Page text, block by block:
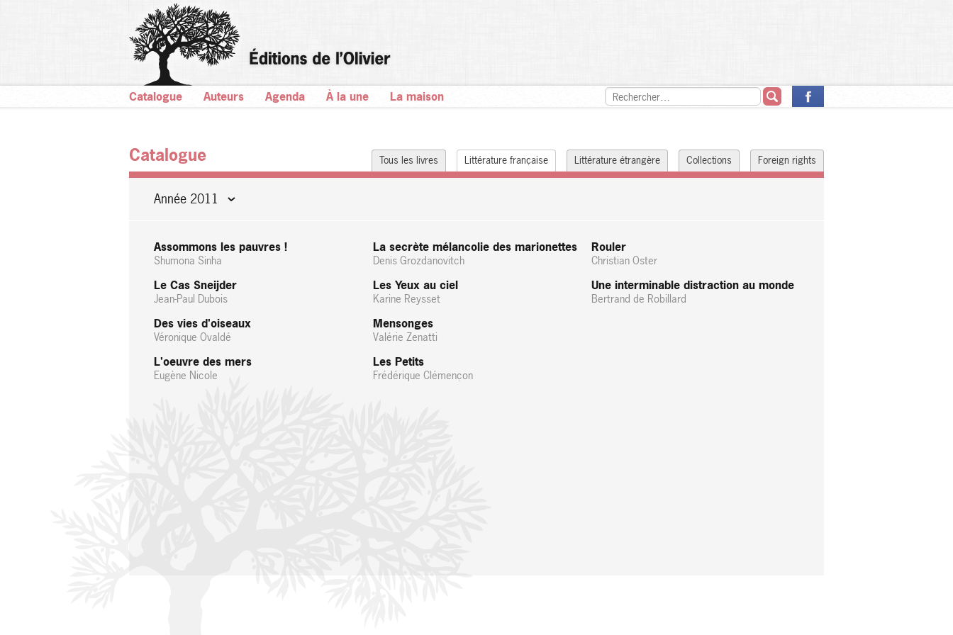
Catalogue Auteurs Agenda À la une La maison
Tous les livres Littérature française Littérature étrangère Collections Foreign rights
Catalogue
Année 2011
Assommons les pauvres !
Shumona Sinha
Le Cas Sneijder
Jean-Paul Dubois
Des vies d'oiseaux
Véronique Ovaldé
L'oeuvre des mers
Eugène Nicole
La secrète mélancolie des marionettes
Denis Grozdanovitch
Les Yeux au ciel
Karine Reysset
Mensonges
Valérie Zenatti
Les Petits
Frédérique Clémençon
Rouler
Christian Oster
Une interminable distraction au monde
Bertrand de Robillard